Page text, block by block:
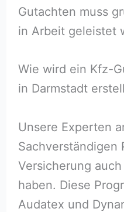
Gutachten muss
in Arbeit geleistet
Wie wird ein Kfz-
in Darmstadt
Unsere Experten
Sachverständigen
Versicherung
haben. Diese
Audatex und